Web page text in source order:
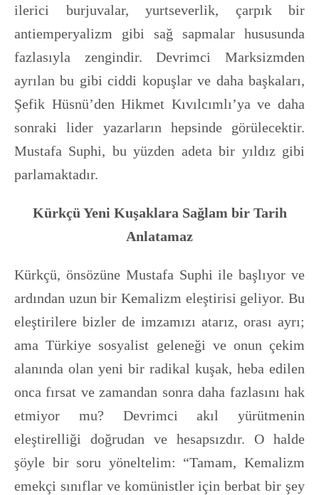
ilerici burjuvalar, yurtseverlik, çarpık bir
antiemperyalizm gibi sağ sapmalar hususunda
fazlasıyla zengindir. Devrimci Marksizmden
ayrılan bu gibi ciddi kopuşlar ve daha başkaları,
Şefik Hüsnü’den Hikmet Kıvılcımlı’ya ve daha
sonraki lider yazarların hepsinde görülecektir.
Mustafa Suphi, bu yüzden adeta bir yıldız gibi
parlamaktadır.
Kürkçü Yeni Kuşaklara Sağlam bir Tarih
Anlatamaz
Kürkçü, önsözüne Mustafa Suphi ile başlıyor ve
ardından uzun bir Kemalizm eleştirisi geliyor. Bu
eleştirilere bizler de imzamızı atarız, orası ayrı;
ama Türkiye sosyalist geleneği ve onun çekim
alanında olan yeni bir radikal kuşak, heba edilen
onca fırsat ve zamandan sonra daha fazlasını hak
etmiyor mu? Devrimci akıl yürütmenin
eleştirelliği doğrudan ve hesapsızdır. O halde
şöyle bir soru yöneltelim: “Tamam, Kemalizm
emekçi sınıflar ve komünistler için berbat bir şey